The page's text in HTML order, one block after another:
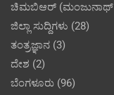
ಚಿಮಬಿಆರ್ (ಮಂಜುನಾಥ್
ಜಿಲ್ಲಾ ಸುದ್ದಿಗಳು (28)
ತಂತ್ರಜ್ಞಾನ (3)
ದೇಶ (2)
ಬೆಂಗಳೂರು (96)